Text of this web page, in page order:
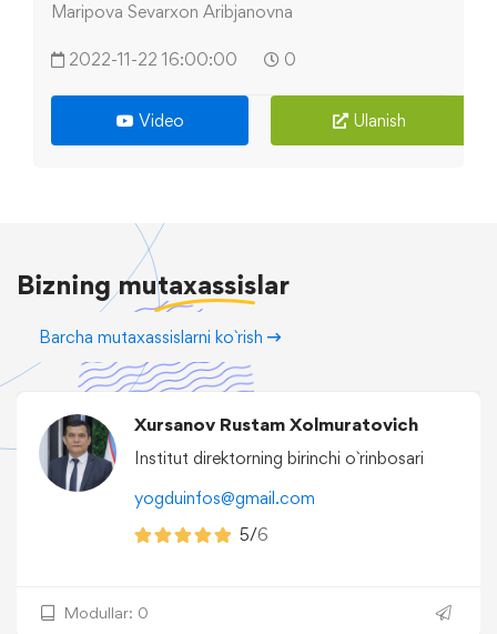
Maripova Sevarxon Aribjanovna
2022-11-22 16:00:00 0
Video Ulanish
Bizningmutaxassislar
Barcha mutaxassislarni ko`rish
Xursanov Rustam Xolmuratovich
Institut direktorning birinchi o`rinbosari
yogduinfos@gmail.com
5/6
Modullar: 0